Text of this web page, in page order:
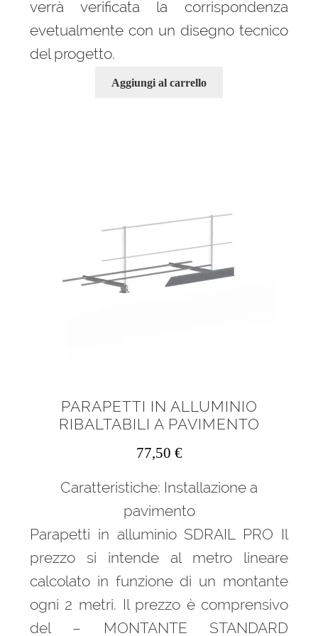
verrà verificata la corrispondenza
evetualmente con un disegno tecnico
del progetto.
Aggiungi al carrello
PARAPETTI IN ALLUMINIO
RIBALTABILI A PAVIMENTO
77,50 €
Caratteristiche: Installazione a
pavimento
Parapetti in alluminio SDRAIL PRO Il
prezzo si intende al metro lineare
calcolato in funzione di un montante
ogni 2 metri. Il prezzo è comprensivo
del – MONTANTE STANDARD